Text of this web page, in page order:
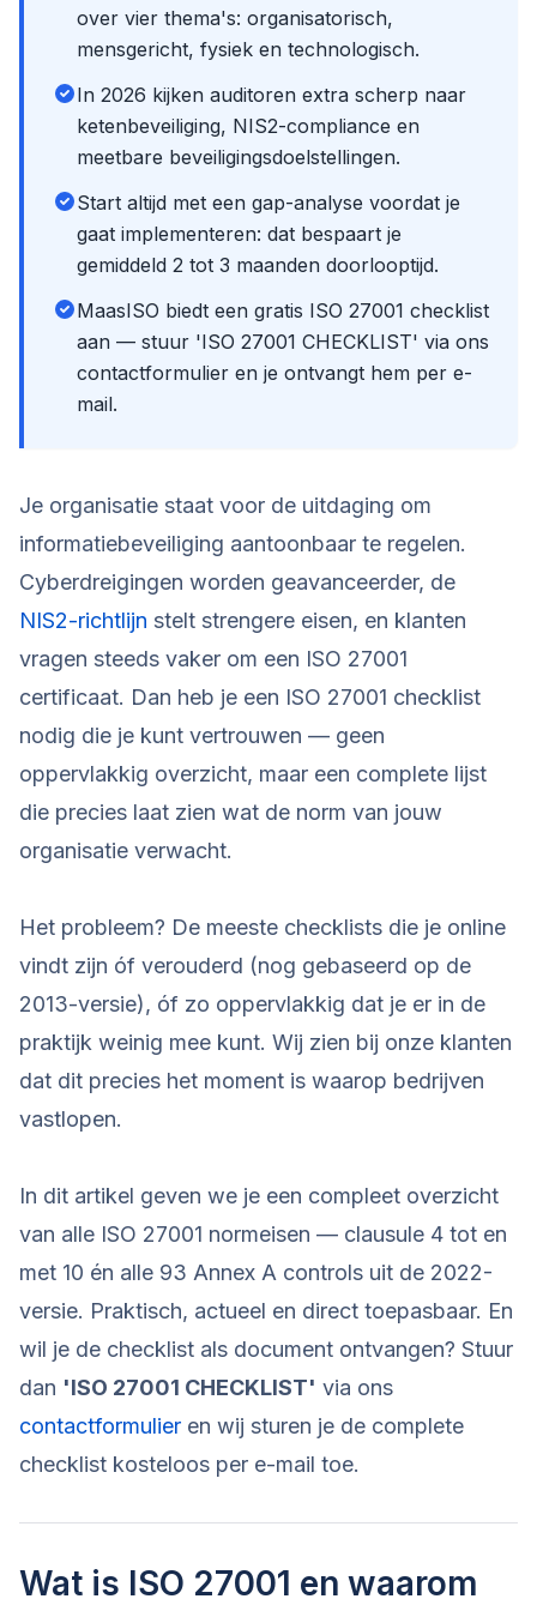
over vier thema's: organisatorisch,
mensgericht, fysiek en technologisch.
In 2026 kijken auditoren extra scherp naar
ketenbeveiliging, NIS2-compliance en
meetbare beveiligingsdoelstellingen.
Start altijd met een gap-analyse voordat je
gaat implementeren: dat bespaart je
gemiddeld 2 tot 3 maanden doorlooptijd.
MaasISO biedt een gratis ISO 27001 checklist
aan — stuur 'ISO 27001 CHECKLIST' via ons
contactformulier en je ontvangt hem per e-
mail.
Je organisatie staat voor de uitdaging om
informatiebeveiliging aantoonbaar te regelen.
Cyberdreigingen worden geavanceerder, de
NIS2-richtlijn stelt strengere eisen, en klanten
vragen steeds vaker om een ISO 27001
certificaat. Dan heb je een ISO 27001 checklist
nodig die je kunt vertrouwen — geen
oppervlakkig overzicht, maar een complete lijst
die precies laat zien wat de norm van jouw
organisatie verwacht.
Het probleem? De meeste checklists die je online
vindt zijn óf verouderd (nog gebaseerd op de
2013-versie), óf zo oppervlakkig dat je er in de
praktijk weinig mee kunt. Wij zien bij onze klanten
dat dit precies het moment is waarop bedrijven
vastlopen.
In dit artikel geven we je een compleet overzicht
van alle ISO 27001 normeisen — clausule 4 tot en
met 10 én alle 93 Annex A controls uit de 2022-
versie. Praktisch, actueel en direct toepasbaar. En
wil je de checklist als document ontvangen? Stuur
dan 'ISO 27001 CHECKLIST' via ons
contactformulier en wij sturen je de complete
checklist kosteloos per e-mail toe.
Wat is ISO 27001 en waarom